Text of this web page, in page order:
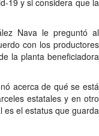
Nava le preguntó al
con los productores
la planta beneficiadora
acerca de qué se está
estatales y en otro
es el estatus que guarda